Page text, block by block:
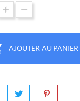
AJOUTER AU PANIER